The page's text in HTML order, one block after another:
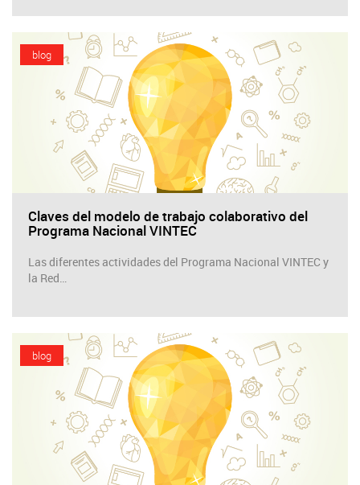
blog
Claves del modelo de trabajo colaborativo del
Programa Nacional VINTEC
Las diferentes actividades del Programa Nacional VINTEC y
la Red…
blog